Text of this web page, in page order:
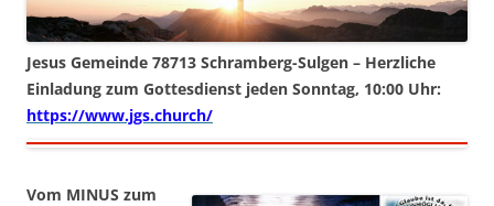
Jesus Gemeinde 78713 Schramberg-Sulgen – Herzliche
Einladung zum Gottesdienst jeden Sonntag, 10:00 Uhr:
https://www.jgs.church/
Vom MINUS zum